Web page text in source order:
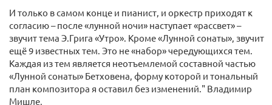
И только в самом конце и пианист, и оркестр приходят к
согласию – после «лунной ночи» наступает «рассвет» –
звучит тема Э.Грига «Утро». Кроме «Лунной сонаты», звучит
ещё 9 известных тем. Это не «набор» чередующихся тем.
Каждая из тем является неотъемлемой составной частью
«Лунной сонаты» Бетховена, форму которой и тональный
план композитора я оставил без изменений." Владимир
Мишле.